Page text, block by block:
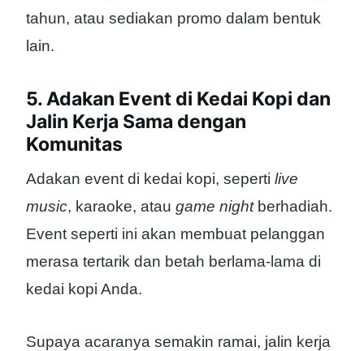
tahun, atau sediakan promo dalam bentuk
lain.
5. Adakan Event di Kedai Kopi dan
Jalin Kerja Sama dengan
Komunitas
Adakan event di kedai kopi, seperti live
music, karaoke, atau game nightberhadiah.
Event seperti ini akan membuat pelanggan
merasa tertarik dan betah berlama-lama di
kedai kopi Anda.
Supaya acaranya semakin ramai, jalin kerja